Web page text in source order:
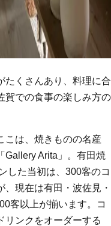
たくさんあり、料理に合
賀での食事の楽しみ方の
こは、焼きものの名産
Gallery Arita」。有田焼
した当初は、300客のコ
現在は有田・波佐見・
客以上が揃います。コ
リンクをオーダーする